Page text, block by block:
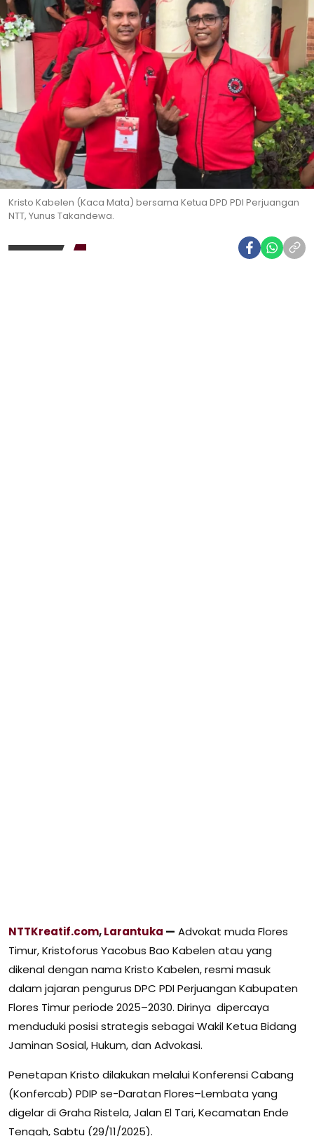
Kristo Kabelen (Kaca Mata) bersama Ketua DPD PDI Perjuangan
NTT, Yunus Takandewa.
NTTKreatif.com,Larantuka — Advokat muda Flores
Timur, Kristoforus Yacobus Bao Kabelen atau yang
dikenal dengan nama Kristo Kabelen, resmi masuk
dalam jajaran pengurus DPC PDI Perjuangan Kabupaten
Flores Timur periode 2025–2030. Dirinya dipercaya
menduduki posisi strategis sebagai Wakil Ketua Bidang
Jaminan Sosial, Hukum, dan Advokasi.
Penetapan Kristo dilakukan melalui Konferensi Cabang
(Konfercab) PDIP se-Daratan Flores–Lembata yang
digelar di Graha Ristela, Jalan El Tari, Kecamatan Ende
Tengah, Sabtu (29/11/2025).